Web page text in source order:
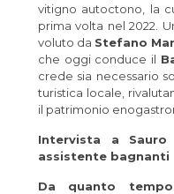
vitigno autoctono, la
prima volta nel 2022.
voluto da Stefano
che oggi conduce il
crede sia necessario
turistica locale,
il patrimonio
Intervista a Sauro
assistente bagnanti
Da quanto